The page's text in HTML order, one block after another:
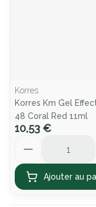
Korres
Korres Km Gel
48 Coral Red 11ml
10,53 €
Ajouter au